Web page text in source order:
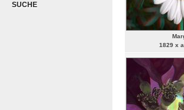
SUCHE
1829 x